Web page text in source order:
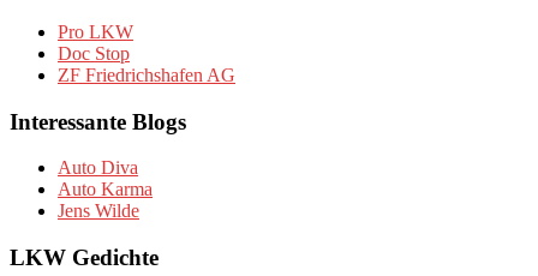
Pro LKW
Doc Stop
ZF Friedrichshafen AG
Interessante Blogs
Auto Diva
Auto Karma
Jens Wilde
LKW Gedichte